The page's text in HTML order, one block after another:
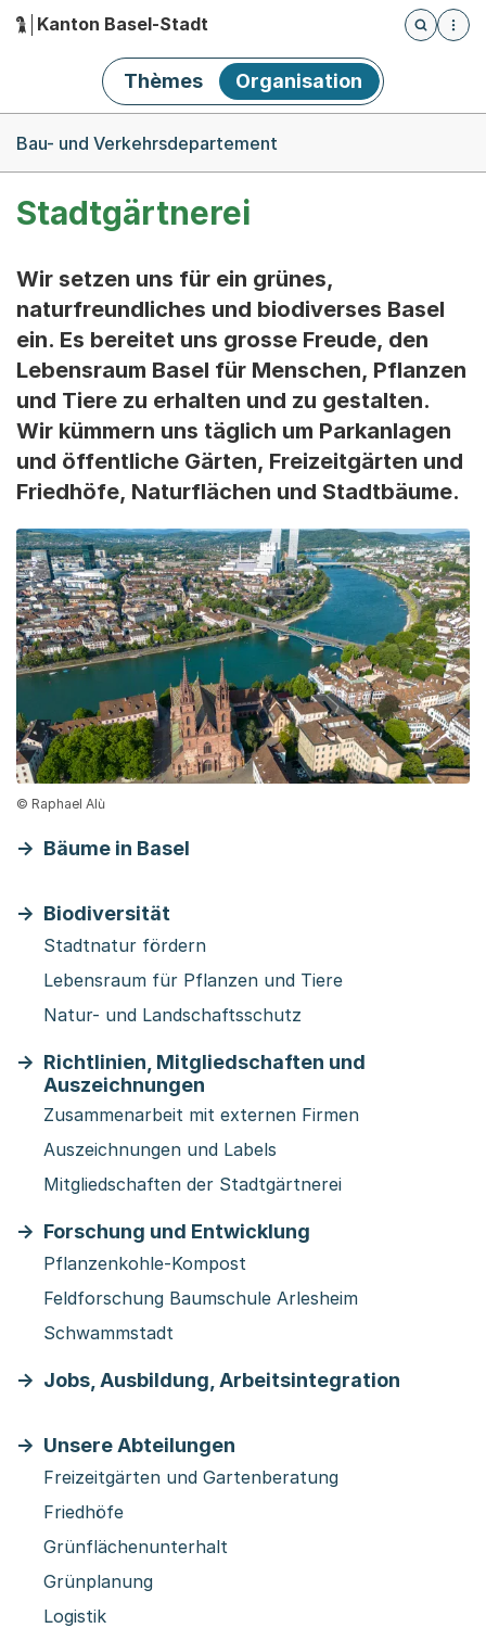
Hauptnavigation
Kanton Basel-Stadt
Öffnet
Thèmes Organisation
Bau- und Verkehrsdepartement
Stadtgärtnerei
Wir setzen uns für ein grünes,
naturfreundliches und biodiverses Basel
ein. Es bereitet uns grosse Freude, den
Lebensraum Basel für Menschen, Pflanzen
und Tiere zu erhalten und zu gestalten.
Wir kümmern uns täglich um Parkanlagen
und öffentliche Gärten, Freizeitgärten und
Friedhöfe, Naturflächen und Stadtbäume.
© Raphael Alù
Bäume in Basel
Biodiversität
Stadtnatur fördern
Lebensraum für Pflanzen und Tiere
Natur- und Landschaftsschutz
Richtlinien, Mitgliedschaften und
Auszeichnungen
Zusammenarbeit mit externen Firmen
Auszeichnungen und Labels
Mitgliedschaften der Stadtgärtnerei
Forschung und Entwicklung
Pflanzenkohle-Kompost
Feldforschung Baumschule Arlesheim
Schwammstadt
Jobs, Ausbildung, Arbeitsintegration
Unsere Abteilungen
Freizeitgärten und Gartenberatung
Friedhöfe
Grünflächenunterhalt
Grünplanung
Logistik